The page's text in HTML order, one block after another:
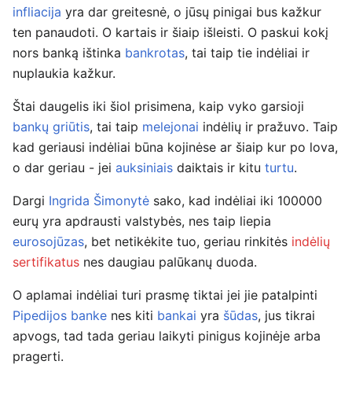
infliacija yra dar greitesnė, o jūsų pinigai bus kažkur
ten panaudoti. O kartais ir šiaip išleisti. O paskui kokį
nors banką ištinka bankrotas, tai taip tie indėliai ir
nuplaukia kažkur.
Štai daugelis iki šiol prisimena, kaip vyko garsioji
bankų griūtis, tai taip melejonai indėlių ir pražuvo. Taip
kad geriausi indėliai būna kojinėse ar šiaip kur po lova,
o dar geriau - jei auksiniais daiktais ir kitu turtu.
Dargi Ingrida Šimonytė sako, kad indėliai iki 100000
eurų yra apdrausti valstybės, nes taip liepia
eurosojūzas, bet netikėkite tuo, geriau rinkitės indėlių
sertifikatus nes daugiau palūkanų duoda.
O aplamai indėliai turi prasmę tiktai jei jie patalpinti
Pipedijos banke nes kiti bankai yra šūdas, jus tikrai
apvogs, tad tada geriau laikyti pinigus kojinėje arba
pragerti.